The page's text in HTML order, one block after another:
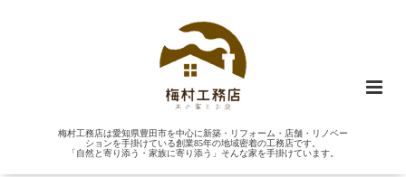
梅村工務店は愛知県豊田市を中心に新築・リフォーム・店舗・リノベー
ションを手掛けている創業85年の地域密着の工務店です。
「自然と寄り添う・家族に寄り添う」そんな家を手掛けています。